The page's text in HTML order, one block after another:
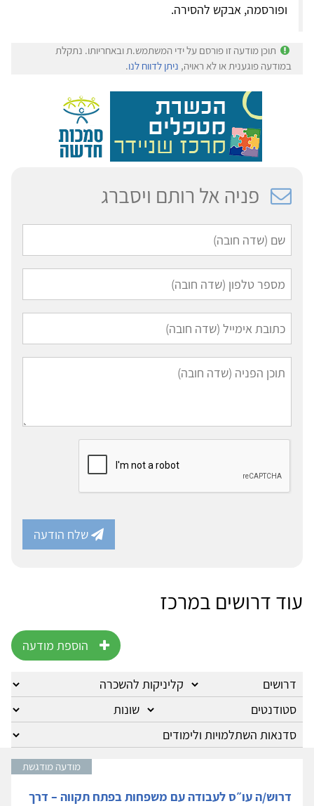
ופורסמה, אבקש להסירה.
תוכן מודעה זו פורסם על ידי המשתמש.ת ובאחריותו. נתקלת
במודעה פוגענית או לא ראויה, ניתן לדווח לנו.
פניה אל רותם ויסברג
שלח הודעה
עוד דרושים במרכז
הוספת מודעה
מודעה מודגשת
דרוש/ה עו״ס לעבודה עם משפחות בפתח תקווה – דרך